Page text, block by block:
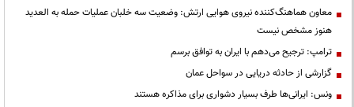
معاون هماهنگ‌کننده نیروی هوایی ارتش: وضعیت سه خلبان عملیات حمله به العدید
هنوز مشخص نیست
ترامپ: ترجیح می‌دهم با ایران به توافق برسم
گزارشی از حادثه دریایی در سواحل عمان
ونس: ایرانی‌ها طرف بسیار دشواری برای مذاکره هستند